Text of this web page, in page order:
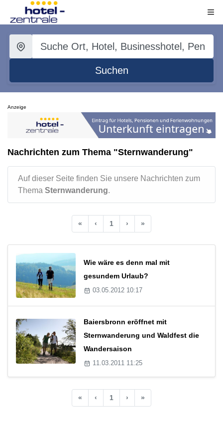
Suchen
Anzeige
Nachrichten zum Thema "Sternwanderung"
Auf dieser Seite finden Sie unsere Nachrichten zum
Thema Sternwanderung.
« ‹ 1 › »
Wie wäre es denn mal mit
gesundem Urlaub?
03.05.2012 10:17
Baiersbronn eröffnet mit
Sternwanderung und Waldfest die
Wandersaison
11.03.2011 11:25
« ‹ 1 › »